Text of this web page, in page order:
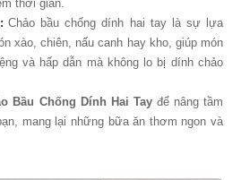
thời gian.
: Chảo bầu chống dính hai tay là sự lựa
xào, chiên, nấu canh hay kho, giúp món
và hấp dẫn mà không lo bị dính chảo
Bầu Chống Dính Hai Tayđể nâng tầm
mang lại những bữa ăn thơm ngon và